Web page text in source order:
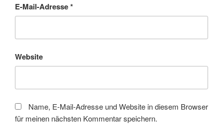
E-Mail-Adresse*
Website
Name, E-Mail-Adresse und Website in diesem Browser
für meinen nächsten Kommentar speichern.